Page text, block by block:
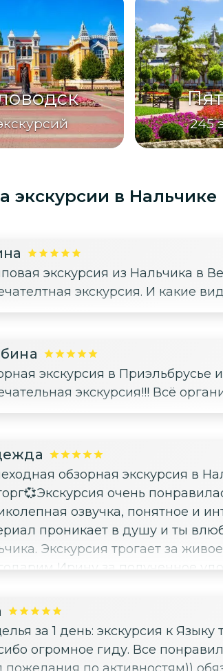
245
экскурсии в Нальчике
экскурсия из Нальчика в
экскурсия. И какие
экскурсия в Приэльбрусье
экскурсия!!! Всё
обзорная экскурсия в
очень
озвучка, понятное и
проникает в душу и ты
Экскурсия трогает за
Ирину за полученное
за 1 день: экскурсия к
огромное гиду. Все